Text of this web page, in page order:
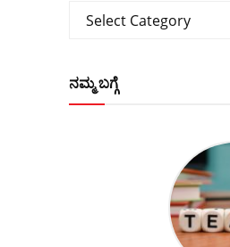
Categories
Select Category
ನಮ್ಮ ಬಗ್ಗೆ